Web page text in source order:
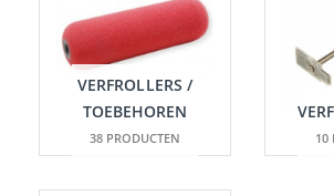
VERFROLLERS /
TOEBEHOREN
38 PRODUCTEN 10